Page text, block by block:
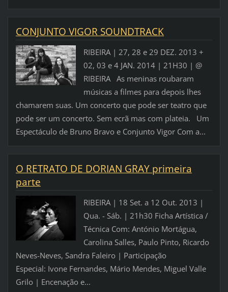
CONJUNTO VIGOR SOUNDTRACK
RIBEIRA | 27, 28 e 29 DEZ. 2013 +
02, 03 e 4 JAN. 2014 | 21H30 | @
RIBEIRA As meninas roubaram
músicas a filmes para depois lhes
chamarem suas. Um concerto que pode ser teatro que
pode ser um concerto. Sem ecrã mas com plateia. Um
Espectáculo de Bruno Bravo e Conjunto Vigor Com a...
O RETRATO DE DORIAN GRAY primeira
parte
RIBEIRA | 18 Set. a 12 Out. 2013 |
Qua. - Sáb. | 21h30 Ficha Artística /
Técnica Com: António Mortágua,
Carolina Salles, Paulo Pinto, Ricardo
Neves-Neves, Sandra Faleiro | Participação
Especial: Ivone Fernandes, Mário Mendes, Miguel Valle
Grilo | Encenação e...